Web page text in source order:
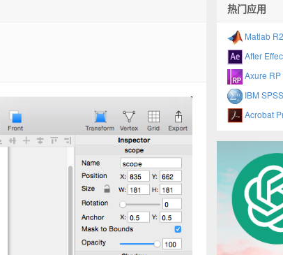
热门应用
Matlab
After
Axure
IBM
Acrobat